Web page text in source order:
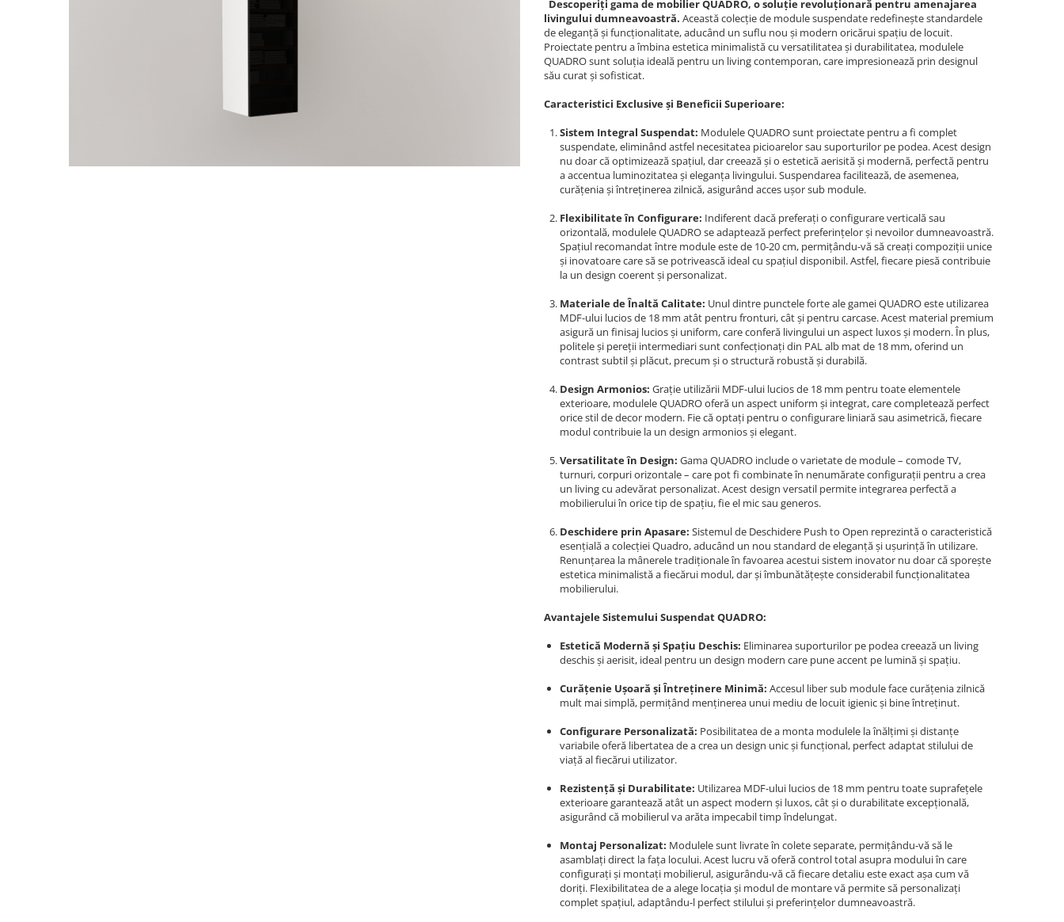
Descoperiți gama de mobilier QUADRO, o soluție revoluționară pentru amenajarea
livingului dumneavoastră. Această colecție de module suspendate redefinește standardele
de eleganță și funcționalitate, aducând un suflu nou și modern oricărui spațiu de locuit.
Proiectate pentru a îmbina estetica minimalistă cu versatilitatea și durabilitatea, modulele
QUADRO sunt soluția ideală pentru un living contemporan, care impresionează prin designul
său curat și sofisticat.
Caracteristici Exclusive și Beneficii Superioare:
Sistem Integral Suspendat: Modulele QUADRO sunt proiectate pentru a fi complet
suspendate, eliminând astfel necesitatea picioarelor sau suporturilor pe podea. Acest design
nu doar că optimizează spațiul, dar creează și o estetică aerisită și modernă, perfectă pentru
a accentua luminozitatea și eleganța livingului. Suspendarea facilitează, de asemenea,
curățenia și întreținerea zilnică, asigurând acces ușor sub module.
Flexibilitate în Configurare: Indiferent dacă preferați o configurare verticală sau
orizontală, modulele QUADRO se adaptează perfect preferințelor și nevoilor dumneavoastră.
Spațiul recomandat între module este de 10-20 cm, permițându-vă să creați compoziții unice
și inovatoare care să se potrivească ideal cu spațiul disponibil. Astfel, fiecare piesă contribuie
la un design coerent și personalizat.
Materiale de Înaltă Calitate: Unul dintre punctele forte ale gamei QUADRO este utilizarea
MDF-ului lucios de 18 mm atât pentru fronturi, cât și pentru carcase. Acest material premium
asigură un finisaj lucios și uniform, care conferă livingului un aspect luxos și modern. În plus,
politele și pereții intermediari sunt confecționați din PAL alb mat de 18 mm, oferind un
contrast subtil și plăcut, precum și o structură robustă și durabilă.
Design Armonios: Grație utilizării MDF-ului lucios de 18 mm pentru toate elementele
exterioare, modulele QUADRO oferă un aspect uniform și integrat, care completează perfect
orice stil de decor modern. Fie că optați pentru o configurare liniară sau asimetrică, fiecare
modul contribuie la un design armonios și elegant.
Versatilitate în Design: Gama QUADRO include o varietate de module – comode TV,
turnuri, corpuri orizontale – care pot fi combinate în nenumărate configurații pentru a crea
un living cu adevărat personalizat. Acest design versatil permite integrarea perfectă a
mobilierului în orice tip de spațiu, fie el mic sau generos.
Deschidere prin Apasare: Sistemul de Deschidere Push to Open reprezintă o caracteristică
esențială a colecției Quadro, aducând un nou standard de eleganță și ușurință în utilizare.
Renunțarea la mânerele tradiționale în favoarea acestui sistem inovator nu doar că sporește
estetica minimalistă a fiecărui modul, dar și îmbunătățește considerabil funcționalitatea
mobilierului.
Avantajele Sistemului Suspendat QUADRO:
Estetică Modernă și Spațiu Deschis: Eliminarea suporturilor pe podea creează un living
deschis și aerisit, ideal pentru un design modern care pune accent pe lumină și spațiu.
Curățenie Ușoară și Întreținere Minimă: Accesul liber sub module face curățenia zilnică
mult mai simplă, permițând menținerea unui mediu de locuit igienic și bine întreținut.
Configurare Personalizată: Posibilitatea de a monta modulele la înălțimi și distanțe
variabile oferă libertatea de a crea un design unic și funcțional, perfect adaptat stilului de
viață al fiecărui utilizator.
Rezistență și Durabilitate: Utilizarea MDF-ului lucios de 18 mm pentru toate suprafețele
exterioare garantează atât un aspect modern și luxos, cât și o durabilitate excepțională,
asigurând că mobilierul va arăta impecabil timp îndelungat.
Montaj Personalizat: Modulele sunt livrate în colete separate, permițându-vă să le
asamblați direct la fața locului. Acest lucru vă oferă control total asupra modului în care
configurați și montați mobilierul, asigurându-vă că fiecare detaliu este exact așa cum vă
doriți. Flexibilitatea de a alege locația și modul de montare vă permite să personalizați
complet spațiul, adaptându-l perfect stilului și preferințelor dumneavoastră.